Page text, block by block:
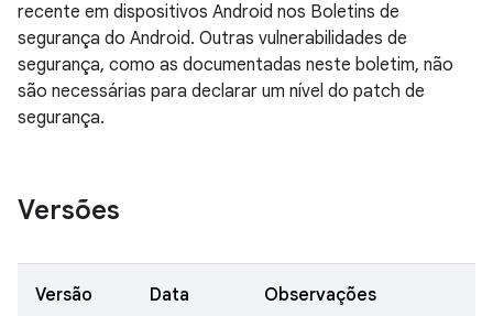
recente em dispositivos Android nos Boletins de
segurança do Android. Outras vulnerabilidades de
segurança, como as documentadas neste boletim, não
são necessárias para declarar um nível do patch de
segurança.
Versões
Versão Data Observações